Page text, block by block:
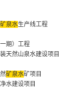
矿泉水生产线工程
一期）工程
天然山泉水建设项目
矿泉水矿项目
水建设项目